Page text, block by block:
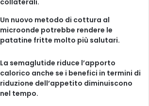
collaterali.
Un nuovo metodo di cottura al
microonde potrebbe rendere le
patatine fritte molto più salutari.
La semaglutide riduce l’apporto
calorico anche se i benefici in termini di
riduzione dell’appetito diminuiscono
nel tempo.